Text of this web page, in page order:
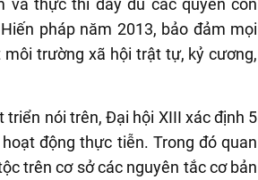
và thực thi đầy đủ các quyền con
pháp năm 2013, bảo đảm mọi
trường xã hội trật tự, kỷ cương,
nói trên, Đại hội XIII xác định 5
động thực tiễn. Trong đó quan
trên cơ sở các nguyên tắc cơ bản